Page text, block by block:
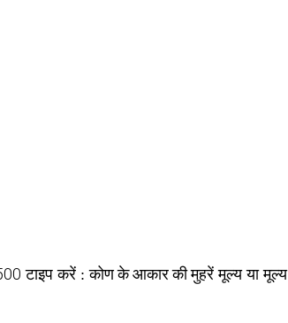
टाइप करें :कोण के आकार की मुहरें मूल्य या